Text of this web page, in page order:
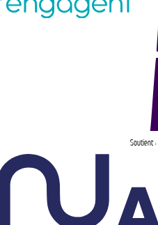
Soutient :